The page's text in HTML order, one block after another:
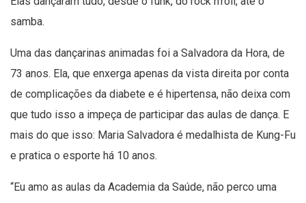
samba.
Uma das dançarinas animadas foi a Salvadora da Hora, de
73 anos. Ela, que enxerga apenas da vista direita por conta
de complicações da diabete e é hipertensa, não deixa com
que tudo isso a impeça de participar das aulas de dança. E
mais do que isso: Maria Salvadora é medalhista de Kung-Fu
e pratica o esporte há 10 anos.
“Eu amo as aulas da Academia da Saúde, não perco uma